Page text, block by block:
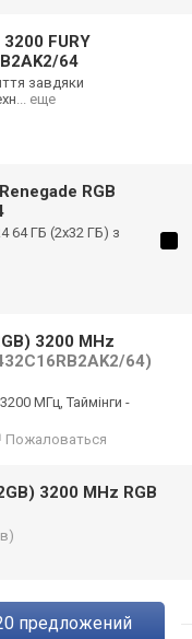
FURY
64
завдяки
... еще
RGB
64 ГБ (2x32 ГБ) з
3200 MHz
64)
МГц, Таймінги -
Пожаловаться
3200 MHz RGB
предложений